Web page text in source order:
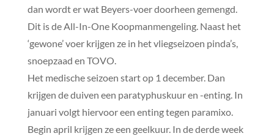
dan wordt er wat Beyers-voer doorheen gemengd.
Dit is de All-In-One Koopmanmengeling. Naast het
‘gewone’ voer krijgen ze in het vliegseizoen pinda’s,
snoepzaad en TOVO.
Het medische seizoen start op 1 december. Dan
krijgen de duiven een paratyphuskuur en -enting. In
januari volgt hiervoor een enting tegen paramixo.
Begin april krijgen ze een geelkuur. In de derde week